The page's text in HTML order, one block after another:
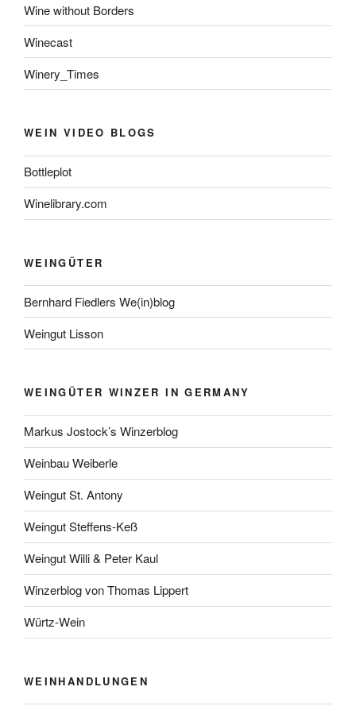
Wine without Borders
Winecast
Winery_Times
WEIN VIDEO BLOGS
Bottleplot
Winelibrary.com
WEINGÜTER
Bernhard Fiedlers We(in)blog
Weingut Lisson
WEINGÜTER WINZER IN GERMANY
Markus Jostock’s Winzerblog
Weinbau Weiberle
Weingut St. Antony
Weingut Steffens-Keß
Weingut Willi & Peter Kaul
Winzerblog von Thomas Lippert
Würtz-Wein
WEINHANDLUNGEN